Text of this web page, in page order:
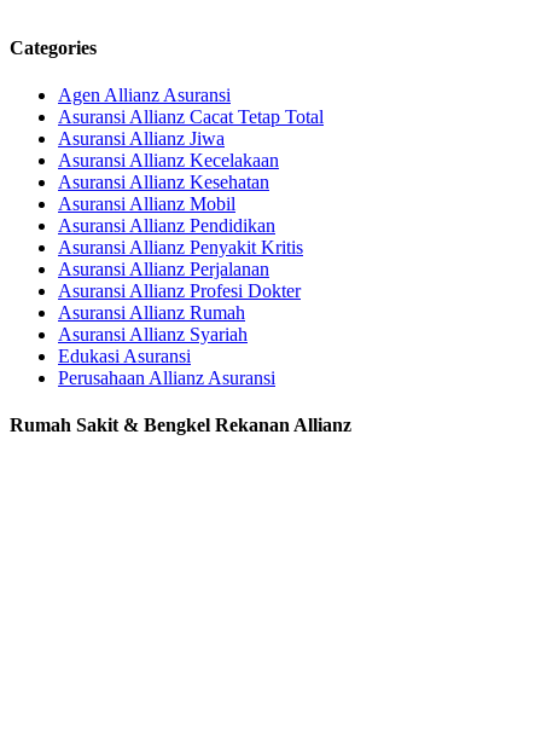
Categories
Agen Allianz Asuransi
Asuransi Allianz Cacat Tetap Total
Asuransi Allianz Jiwa
Asuransi Allianz Kecelakaan
Asuransi Allianz Kesehatan
Asuransi Allianz Mobil
Asuransi Allianz Pendidikan
Asuransi Allianz Penyakit Kritis
Asuransi Allianz Perjalanan
Asuransi Allianz Profesi Dokter
Asuransi Allianz Rumah
Asuransi Allianz Syariah
Edukasi Asuransi
Perusahaan Allianz Asuransi
Rumah Sakit & Bengkel Rekanan Allianz